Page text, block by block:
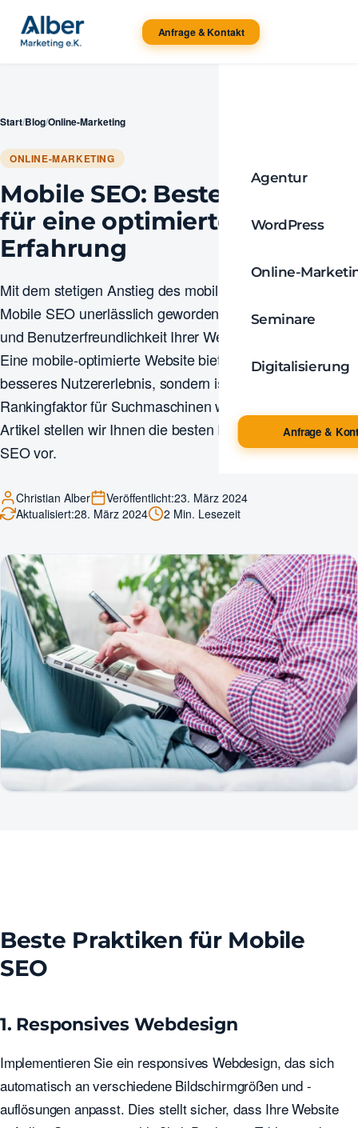
Anfrage & Kontakt
Agentur
WordPress
Online-
Seminare
Digitalisierung
Anfrage &
Start/Blog/Online-Marketing
ONLINE-MARKETING
Mobile SEO: Beste Praktiken
für eine optimierte mobile
Erfahrung
Mit dem stetigen Anstieg des mobilen Internetsurfens ist
Mobile SEO unerlässlich geworden, um die Sichtbarkeit
und Benutzerfreundlichkeit Ihrer Website zu verbessern.
Eine mobile-optimierte Website bietet nicht nur ein
besseres Nutzererlebnis, sondern ist auch ein wichtiger
Rankingfaktor für Suchmaschinen wie Google. In diesem
Artikel stellen wir Ihnen die besten Praktiken für Mobile
SEO vor.
Christian Alber Veröffentlicht:23. März 2024
Aktualisiert:28. März 2024 2 Min. Lesezeit
Beste Praktiken für Mobile
SEO
1. Responsives Webdesign
Implementieren Sie ein responsives Webdesign, das sich
automatisch an verschiedene Bildschirmgrößen und -
auflösungen anpasst. Dies stellt sicher, dass Ihre Website